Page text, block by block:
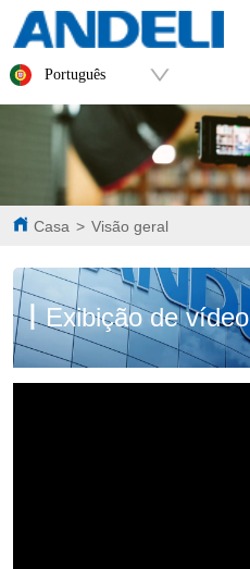
Português
Casa > Visão geral
丨Exibição de vídeo